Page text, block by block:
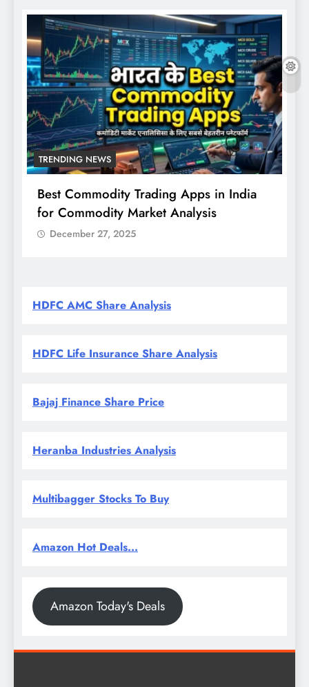
TRENDING NEWS
Best Commodity Trading Apps in India
for Commodity Market Analysis
December 27, 2025
HDFC AMC Share Analysis
HDFC Life Insurance Share Analysis
Bajaj Finance Share Price
Heranba Industries Analysis
Multibagger Stocks To Buy
Amazon Hot Deals...
Amazon Today's Deals